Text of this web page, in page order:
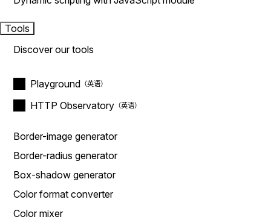
Tools
Discover our tools
Playground
HTTP Observatory
Border-image generator
Border-radius generator
Box-shadow generator
Color format converter
Color mixer